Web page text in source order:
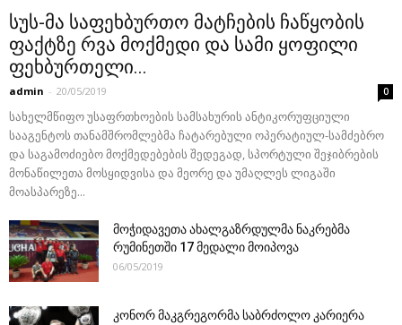
სუს-მა საფეხბურთო მატჩების ჩაწყობის
ფაქტზე რვა მოქმედი და სამი ყოფილი
ფეხბურთელი...
admin - 20/05/2019 0
სახელმწიფო უსაფრთხოების სამსახურის ანტიკორუფციული
სააგენტოს თანამშრომლებმა ჩატარებული ოპერატიულ-სამძებრო
და საგამოძიებო მოქმედებების შედეგად, სპორტული შეჯიბრების
მონაწილეთა მოსყიდვისა და მეორე და უმაღლეს ლიგაში
მოასპარეზე...
მოჭიდავეთა ახალგაზრდულმა ნაკრებმა
რუმინეთში 17 მედალი მოიპოვა
06/05/2019
კონორ მაკგრეგორმა საბრძოლო კარიერა